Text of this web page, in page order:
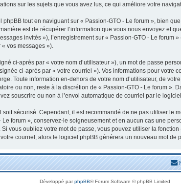
sur les sujets que vous avez lus, ce qui améliore votre
tout en naviguant sur « Passion-GTO - Le forum », bien
est de récupérer l’information que vous nous envoyez et
invités »), l’enregistrement sur « Passion-GTO - Le
« vos messages »).
ci-après par « votre nom d’utilisateur »), un mot de passe
ci-après par « votre courriel »). Vos informations pour votre
Toute information en-dehors de votre nom d’utilisateur, de
ou non, reste à la discrétion de « Passion-GTO - Le forum ».
souscrire ou non à l’envoi automatique de courriel par le
sécurisé. Cependant, il est recommandé de ne pas utiliser le
forum », conservez-le soigneusement et en aucun cas une
vous oubliez votre mot de passe, vous pouvez utiliser la
courriel, alors le logiciel phpBB générera un nouveau mot de
Développé parphpBB® Forum Software © phpBB Limited